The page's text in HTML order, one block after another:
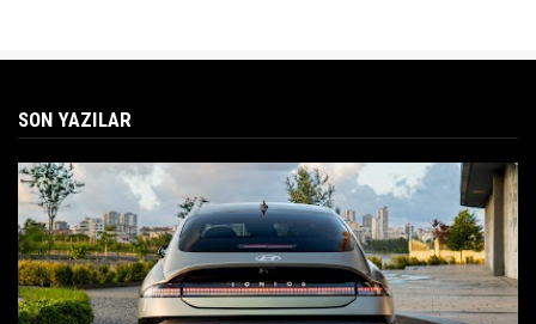
SON YAZILAR